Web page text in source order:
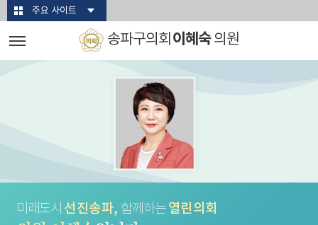
본문바로가기주요 사이트
송파구의회 이혜숙의원
미래도시 선진송파, 함께하는열린의회